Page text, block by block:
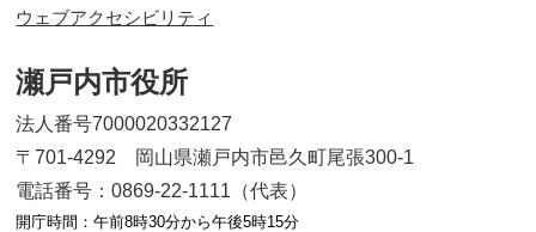
ウェブアクセシビリティ
瀬戸内市役所
法人番号7000020332127
〒701-4292 岡山県瀬戸内市邑久町尾張300-1
電話番号：0869-22-1111（代表）
開庁時間：午前8時30分から午後5時15分